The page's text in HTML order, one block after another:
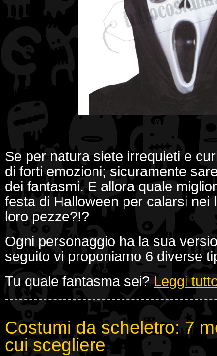
Se per natura siete irrequieti e
di forti emozioni; sicuramente
dei fantasmi. E allora quale
festa di Halloween per calarsi
loro pezze?!?
Ogni personaggio ha la sua
seguito vi proponiamo 6 diverse
Tu quale fantasma sei? Leggi
Costumi da scheletro: 7
cui scegliere